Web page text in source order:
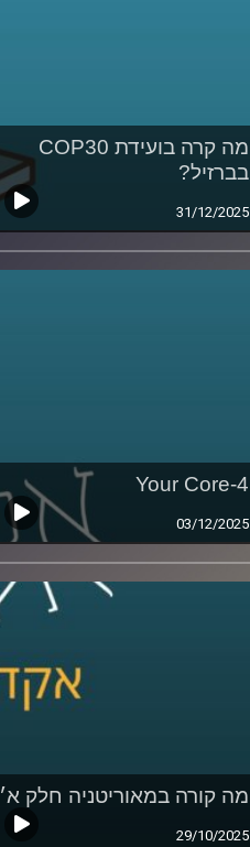
מה קרה בועידת COP30
בברזיל?
31/12/2025
Your Core-4
03/12/2025
מה קורה במאוריטניה חלק א׳
29/10/2025